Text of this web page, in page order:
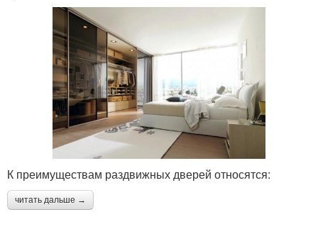
К преимуществам раздвижных дверей относятся:
читать дальше →